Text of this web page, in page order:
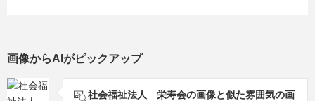
画像からAIがピックアップ
社会福祉法人 栄寿会の画像と似た雰囲気の画